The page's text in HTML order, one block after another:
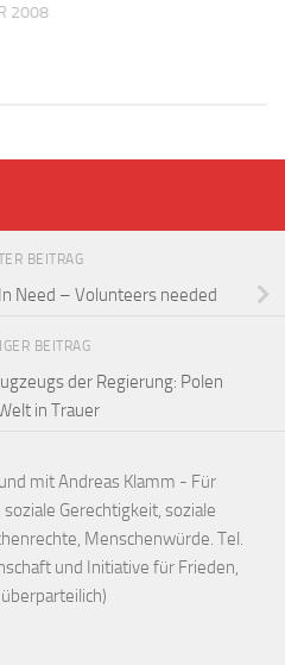
2008
BEITRAG
Need – Volunteers needed
BEITRAG
der Regierung: Polen
in Trauer
mit Andreas Klamm - Für
Gerechtigkeit, soziale
Menschenwürde. Tel.
und Initiative für Frieden,